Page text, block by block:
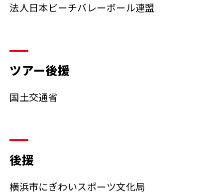
法人日本ビーチバレーボール連盟
ツアー後援
国土交通省
後援
横浜市にぎわいスポーツ文化局